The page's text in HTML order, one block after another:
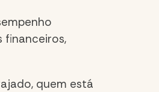
financeiros,
quem está